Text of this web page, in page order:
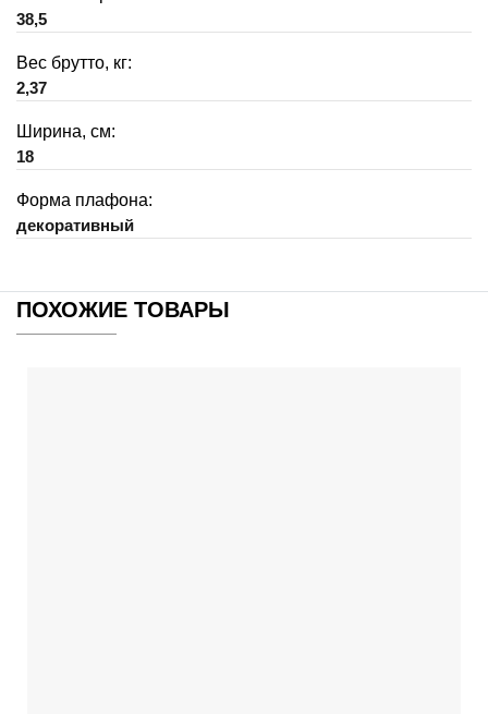
38,5
Вес брутто, кг:
2,37
Ширина, см:
18
Форма плафона:
декоративный
ПОХОЖИЕ ТОВАРЫ